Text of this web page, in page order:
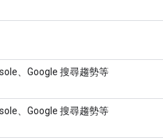
、Google 搜尋趨勢等
、Google 搜尋趨勢等